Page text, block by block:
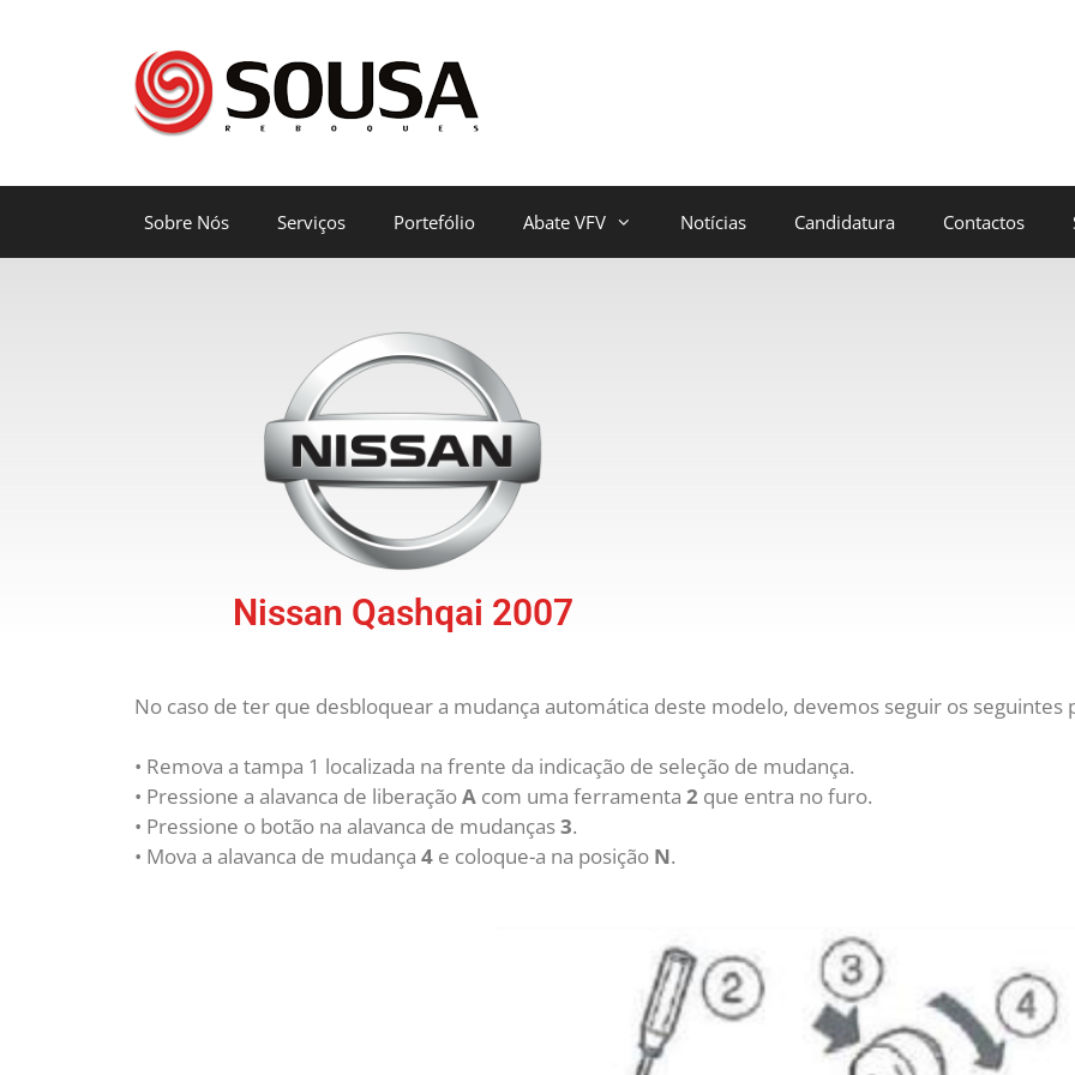
Sobre Nós Serviços Portefólio Abate VFV Notícias Candidatura Contactos
Nissan Qashqai 2007
No caso de ter que desbloquear a mudança automática deste modelo, devemos seguir os seguintes
• Remova a tampa 1 localizada na frente da indicação de seleção de mudança.
• Pressione a alavanca de liberaçãoA com uma ferramenta 2 que entra no furo.
• Pressione o botão na alavanca de mudanças3.
• Mova a alavanca de mudança 4 e coloque-a na posição N.